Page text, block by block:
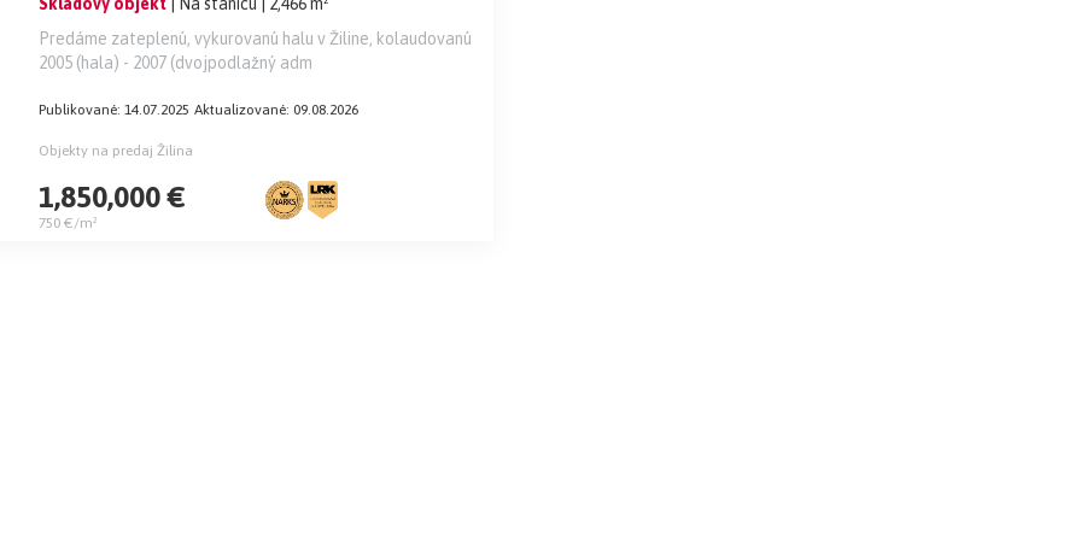
Predáme zateplenú, vykurovanú halu v Žiline, kolaudovanú
2005 (hala) - 2007 (dvojpodlažný adm
Publikované: 14.07.2025 Aktualizované: 09.08.2026
Objekty na predaj Žilina
1,850,000 €
750 €/m²